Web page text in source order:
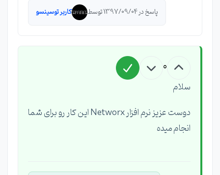
پاسخ در 1397/09/04 توسط کاربر توسینسو
0
سلام
دوست عزیز نرم افزار Networx این کار رو برای شما
انجام میده